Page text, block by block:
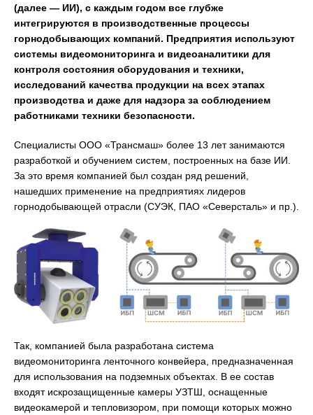
(далее — ИИ), с каждым годом все глубже
интегрируются в производственные процессы
горнодобывающих компаний. Предприятия используют
системы видеомониторинга и видеоаналитики для
контроля состояния оборудования и техники,
исследований качества продукции на всех этапах
производства и даже для надзора за соблюдением
работниками техники безопасности.
Специалисты ООО «Трансмаш» более 13 лет занимаются
разработкой и обучением систем, построенных на базе ИИ.
За это время компанией был создан ряд решений,
нашедших применение на предприятиях лидеров
горнодобывающей отрасли (СУЭК, ПАО «Северсталь» и пр.).
Так, компанией была разработана система
видеомониторинга ленточного конвейера, предназначенная
для использования на подземных объектах. В ее состав
входят искрозащищенные камеры УЗТШ, оснащенные
видеокамерой и тепловизором, при помощи которых можно